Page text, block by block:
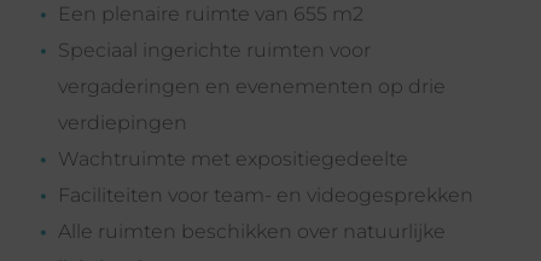
Een plenaire ruimte van 655 m2
Speciaal ingerichte ruimten voor
vergaderingen en evenementen op drie
verdiepingen
Wachtruimte met expositiegedeelte
Faciliteiten voor team- en videogesprekken
Alle ruimten beschikken over natuurlijke